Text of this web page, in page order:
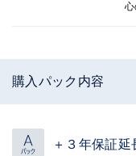
心
購入パック内容
＋３年保証延